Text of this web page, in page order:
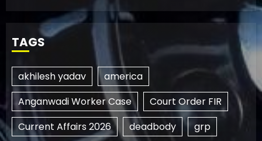
TAGS
akhilesh yadav
america
Anganwadi Worker Case
Court Order FIR
Current Affairs 2026
deadbody
grp